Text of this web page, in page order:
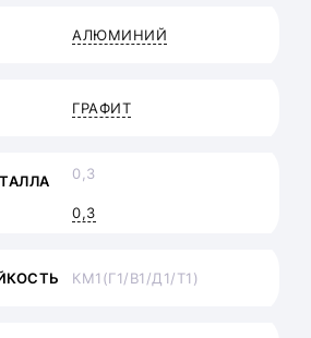
АЛЮМИНИЙ
ГРАФИТ
0,3
0,3
КМ1(Г1/В1/Д1/Т1)